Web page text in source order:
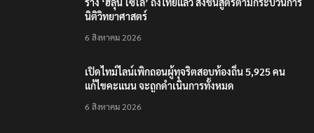
นิติวิทยาศาสตร์
6 สิงหาคม 2026
เปิดไทม์ไลน์เพิกถอนผู้ทุจริตสอบท้องถิ่น 5,925 คน
แก้ไขคะแนน จะถูกดำเนินการทั้งหมด
6 สิงหาคม 2026